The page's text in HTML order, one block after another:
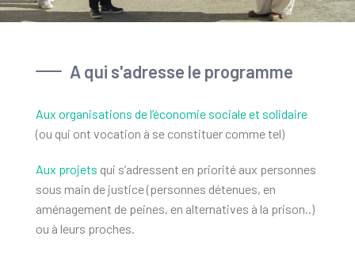
A qui s'adresse le programme
Aux organisations de l’économie sociale et solidaire
(ou qui ont vocation à se constituer comme tel)
Aux projets qui s’adressent en priorité aux personnes
sous main de justice (personnes détenues, en
aménagement de peines, en alternatives à la prison..)
ou à leurs proches.